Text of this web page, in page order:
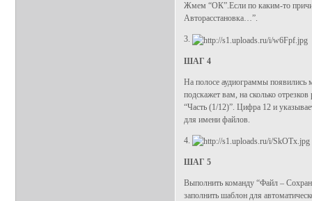
Жмем “ОК”.Если по каким-то
Авторасстановка…”.
3.
ШАГ 4
На полосе аудиограммы появились
подскажет вам, на сколько
“Часть (1/12)”. Цифра 12 и
для имени файлов.
4.
ШАГ 5
Выполнить команду “Файл –
заполнить шаблон для